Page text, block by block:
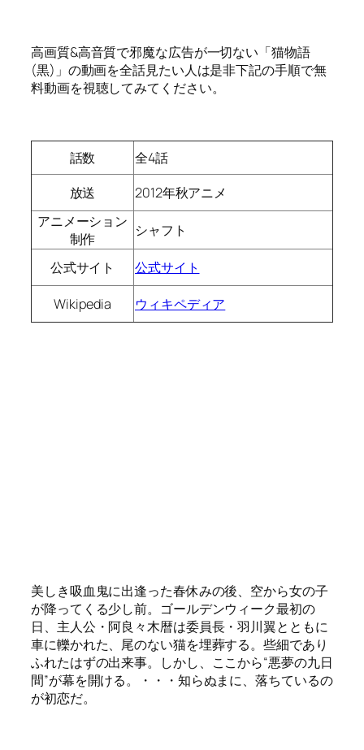
高画質&高音質で邪魔な広告が一切ない「猫物語
(黒)」の動画を全話見たい人は是非下記の手順で無
料動画を視聴してみてください。
話数
全4話
放送
2012年秋アニメ
アニメーション
制作
シャフト
公式サイト 公式サイト
Wikipedia ウィキペディア
美しき吸血鬼に出逢った春休みの後、空から女の子
が降ってくる少し前。ゴールデンウィーク最初の
日、主人公・阿良々木暦は委員長・羽川翼とともに
車に轢かれた、尾のない猫を埋葬する。些細であり
ふれたはずの出来事。しかし、ここから“悪夢の九日
間”が幕を開ける。・・・知らぬまに、落ちているの
が初恋だ。